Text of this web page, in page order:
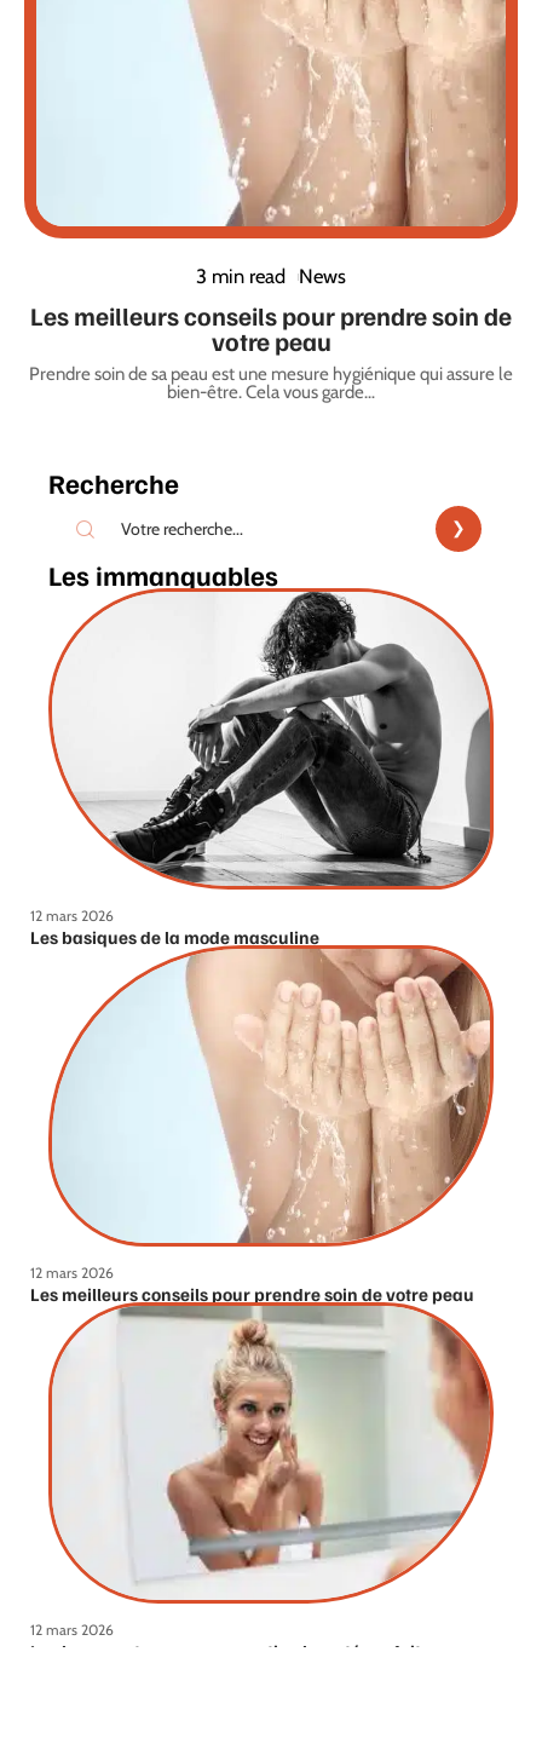
3 min read News
Les meilleurs conseils pour prendre soin de
votre peau
Prendre soin de sa peau est une mesure hygiénique qui assure le
bien-être. Cela vous garde…
Recherche
Les immanquables
12 mars 2026
Les basiques de la mode masculine
12 mars 2026
Les meilleurs conseils pour prendre soin de votre peau
12 mars 2026
Les bons gestes pour une routine beauté parfaite